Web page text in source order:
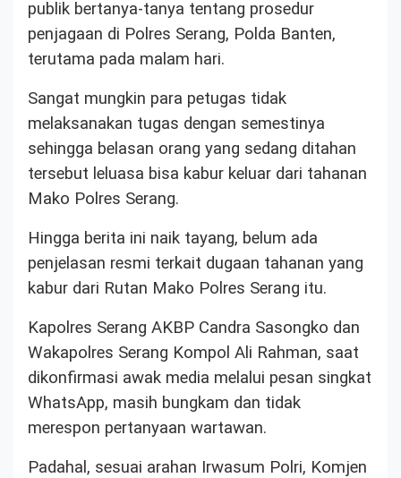
publik bertanya-tanya tentang prosedur
penjagaan di Polres Serang, Polda Banten,
terutama pada malam hari.
Sangat mungkin para petugas tidak
melaksanakan tugas dengan semestinya
sehingga belasan orang yang sedang ditahan
tersebut leluasa bisa kabur keluar dari tahanan
Mako Polres Serang.
Hingga berita ini naik tayang, belum ada
penjelasan resmi terkait dugaan tahanan yang
kabur dari Rutan Mako Polres Serang itu.
Kapolres Serang AKBP Candra Sasongko dan
Wakapolres Serang Kompol Ali Rahman, saat
dikonfirmasi awak media melalui pesan singkat
WhatsApp, masih bungkam dan tidak
merespon pertanyaan wartawan.
Padahal, sesuai arahan Irwasum Polri, Komjen